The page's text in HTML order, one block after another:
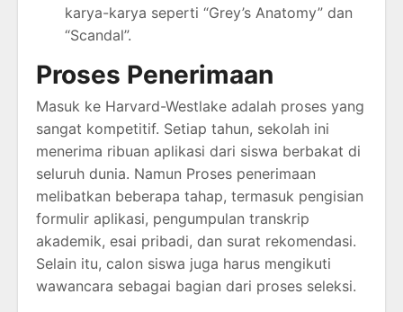
karya-karya seperti “Grey’s Anatomy” dan
“Scandal”.
Proses Penerimaan
Masuk ke Harvard-Westlake adalah proses yang
sangat kompetitif. Setiap tahun, sekolah ini
menerima ribuan aplikasi dari siswa berbakat di
seluruh dunia. Namun Proses penerimaan
melibatkan beberapa tahap, termasuk pengisian
formulir aplikasi, pengumpulan transkrip
akademik, esai pribadi, dan surat rekomendasi.
Selain itu, calon siswa juga harus mengikuti
wawancara sebagai bagian dari proses seleksi.